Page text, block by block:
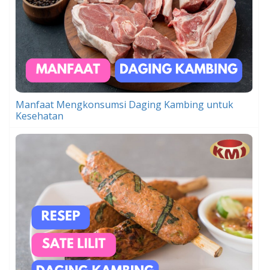
Manfaat Mengkonsumsi Daging Kambing untuk
Kesehatan